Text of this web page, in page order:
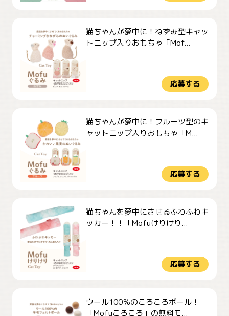
猫ちゃんが夢中に！ねずみ型キャッ
トニップ入りおもちゃ「Mof...
応募する
猫ちゃんが夢中に！フルーツ型のキ
ャットニップ入りおもちゃ「M...
応募する
猫ちゃんを夢中にさせるふわふわキ
ッカー！！「Mofuけりけり...
応募する
ウール100％のころころボール！
「Mofuころころ」の無料モ...